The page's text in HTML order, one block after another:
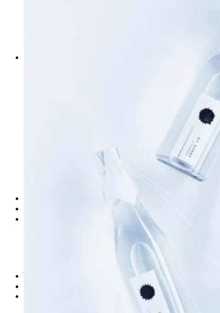
zistiť názov fontu – What the Font
zaslať súbor do rubriky Od detepákov